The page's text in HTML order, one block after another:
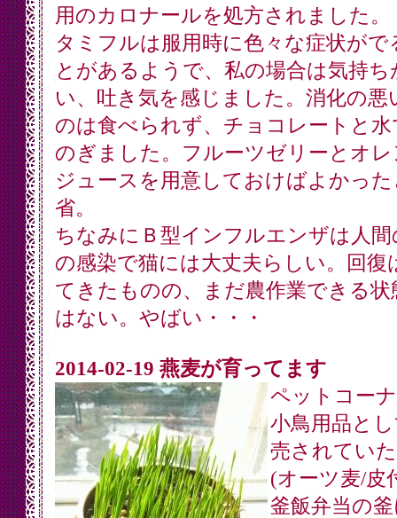
用のカロナールを処方されました。
タミフルは服用時に色々な症状がで
とがあるようで、私の場合は気持ち
い、吐き気を感じました。消化の悪
のは食べられず、チョコレートと水
のぎました。フルーツゼリーとオ
ジュースを用意しておけばよかった
省。
ちなみにＢ型インフルエンザは人間
の感染で猫には大丈夫らしい。回復
てきたものの、まだ農作業できる状
はない。やばい・・・
2014-02-19 燕麦が育ってます
ペットコー
小鳥用品と
売されてい
(オーツ麦/皮
釜飯弁当の